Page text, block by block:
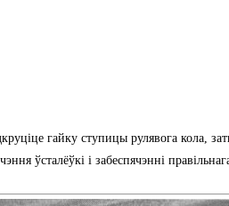
гайку ступицы рулявога кола,
ўсталёўкі і забеспячэнні